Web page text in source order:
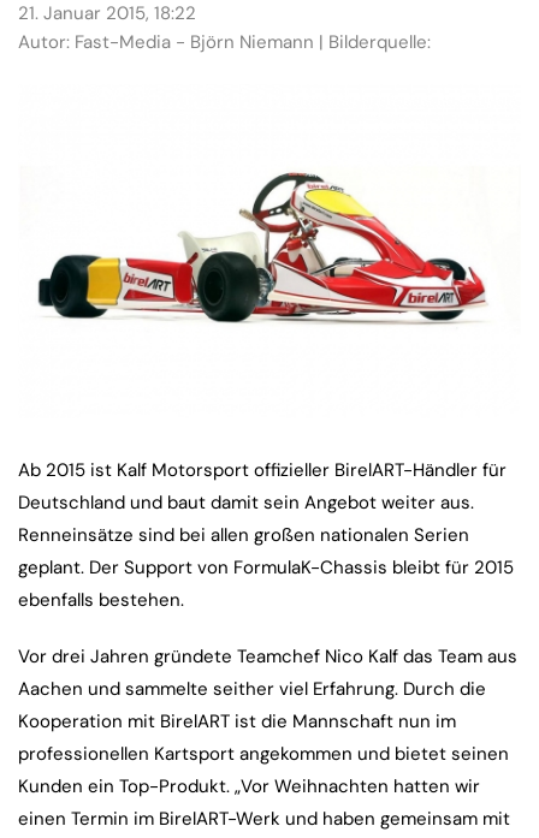
21. Januar 2015, 18:22
Autor: Fast-Media - Björn Niemann | Bilderquelle:
Ab 2015 ist Kalf Motorsport offizieller BirelART-Händler für
Deutschland und baut damit sein Angebot weiter aus.
Renneinsätze sind bei allen großen nationalen Serien
geplant. Der Support von FormulaK-Chassis bleibt für 2015
ebenfalls bestehen.
Vor drei Jahren gründete Teamchef Nico Kalf das Team aus
Aachen und sammelte seither viel Erfahrung. Durch die
Kooperation mit BirelART ist die Mannschaft nun im
professionellen Kartsport angekommen und bietet seinen
Kunden ein Top-Produkt. „Vor Weihnachten hatten wir
einen Termin im BirelART-Werk und haben gemeinsam mit